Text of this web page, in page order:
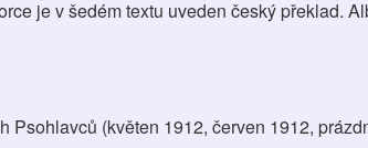
je v šedém textu uveden český překlad.
Psohlavců (květen 1912, červen 1912,